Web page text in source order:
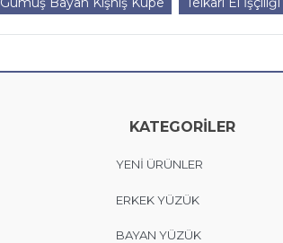
KATEGORİLER
YENİ ÜRÜNLER
ERKEK YÜZÜK
BAYAN YÜZÜK